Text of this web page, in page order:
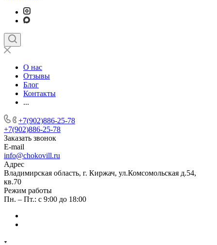
О нас
Отзывы
Блог
Контакты
...
+7(902)886-25-78
+7(902)886-25-78
Заказать звонок
E-mail
info@chokovill.ru
Адрес
Владимирская область, г. Киржач, ул.Комсомольская д.54,
кв.70
Режим работы
Пн. – Пт.: с 9:00 до 18:00